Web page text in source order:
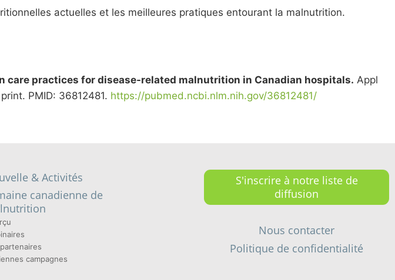
actuelles et les meilleures pratiques entourant la malnutrition.
care practices for disease-related malnutrition in Canadian hospitals. Appl
PMID: 36812481. https://pubmed.ncbi.nlm.nih.gov/36812481/
& Activités
canadienne de
campagnes
S'inscrire à notre liste de
diffusion
Nous contacter
Politique de confidentialité